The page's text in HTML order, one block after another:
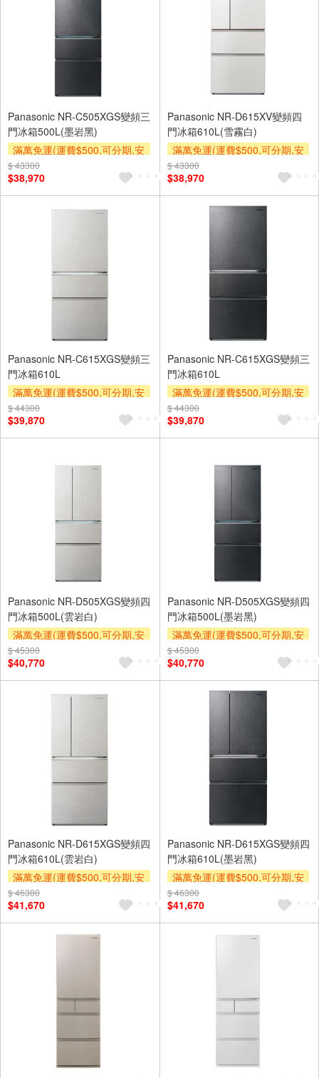
Panasonic NR-C505XGS變頻三
門冰箱500L(墨岩黑)
滿萬免運(運費$500,可分期,安
裝跨區費另計,單品未滿1萬元
及使用6期以上分期0利率,需付
基本安裝運費)
$ 43300
$38,970
Panasonic NR-D615XV變頻四
門冰箱610L(雪霧白)
滿萬免運(運費$500,可分期,安
裝跨區費另計,單品未滿1萬元
及使用6期以上分期0利率,需付
基本安裝運費)
$ 43300
$38,970
Panasonic NR-C615XGS變頻三
門冰箱610L
滿萬免運(運費$500,可分期,安
裝跨區費另計,單品未滿1萬元
及使用6期以上分期0利率,需付
基本安裝運費)
$ 44300
$39,870
Panasonic NR-C615XGS變頻三
門冰箱610L
滿萬免運(運費$500,可分期,安
裝跨區費另計,單品未滿1萬元
及使用6期以上分期0利率,需付
基本安裝運費)
$ 44300
$39,870
Panasonic NR-D505XGS變頻四
門冰箱500L(雲岩白)
滿萬免運(運費$500,可分期,安
裝跨區費另計,單品未滿1萬元
及使用6期以上分期0利率,需付
基本安裝運費)
$ 45300
$40,770
Panasonic NR-D505XGS變頻四
門冰箱500L(墨岩黑)
滿萬免運(運費$500,可分期,安
裝跨區費另計,單品未滿1萬元
及使用6期以上分期0利率,需付
基本安裝運費)
$ 45300
$40,770
Panasonic NR-D615XGS變頻四
門冰箱610L(雲岩白)
滿萬免運(運費$500,可分期,安
裝跨區費另計,單品未滿1萬元
及使用6期以上分期0利率,需付
基本安裝運費)
$ 46300
$41,670
Panasonic NR-D615XGS變頻四
門冰箱610L(墨岩黑)
滿萬免運(運費$500,可分期,安
裝跨區費另計,單品未滿1萬元
及使用6期以上分期0利率,需付
基本安裝運費)
$ 46300
$41,670